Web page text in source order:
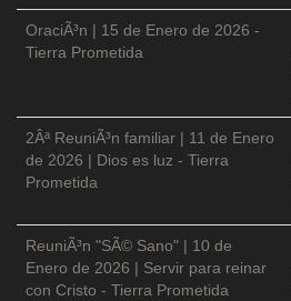
OraciÃ³n | 15 de Enero de 2026 -
Tierra Prometida
2Âª ReuniÃ³n familiar | 11 de Enero
de 2026 | Dios es luz - Tierra
Prometida
ReuniÃ³n "SÃ© Sano" | 10 de
Enero de 2026 | Servir para reinar
con Cristo - Tierra Prometida